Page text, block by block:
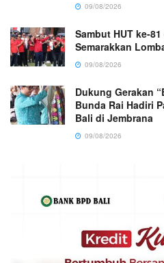
09/08/2026
Sambut HUT ke-
Semarakkan
09/08/2026
Dukung Gerakan
Bunda Rai Hadiri
Bali di Jembrana
09/08/2026